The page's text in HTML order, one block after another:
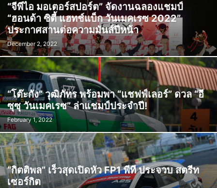
“จีพีไอ มอเตอร์สปอร์ต” จัดงานฉลองแชมป์
“ฮอนด้า ซิตี้ แฮทช์แบ็ก วันเมคเรซ 2022”
ประกาศสานต่อความมันส์ปีหน้า
December 2, 2022
“โต๊ะกัง” วุฒิภัทร พร้อมพา “แชฟฟ์เลอร์” ดวล “อี
ซุซุ วันเมคเรซ” ล่าแชมป์ประจำปี!
February 1, 2022
“กิตติพล” เร็วสุดเปิดหัว FP1 พีที ประจวบ สตรีท
เซอร์กิต